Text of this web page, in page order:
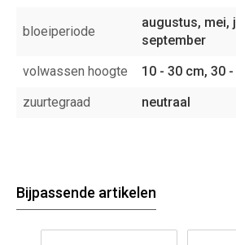
bloeiperiode
augustus, mei,
september
volwassen hoogte
10 - 30 cm, 30
zuurtegraad
neutraal
Bijpassende artikelen